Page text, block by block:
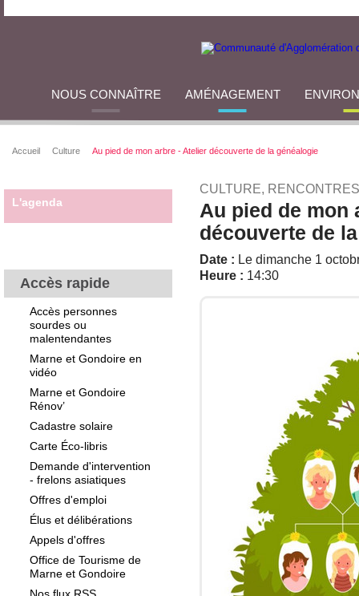
NOUS CONNAÎTRE AMÉNAGEMENT
Accueil Culture Au pied de mon arbre - Atelier découverte de la généalogie
L'agenda
Accès rapide
Accès personnes
sourdes ou
malentendantes
Marne et Gondoire en
vidéo
Marne et Gondoire
Rénov’
Cadastre solaire
Carte Éco-libris
Demande d'intervention
- frelons asiatiques
Offres d'emploi
Élus et délibérations
Appels d'offres
Office de Tourisme de
Marne et Gondoire
CULTURE,
Au pied de mon
découverte de
Date : Le dimanche 1
Heure : 14:30